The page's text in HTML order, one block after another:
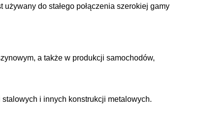
do stałego połączenia szerokiej gamy
a także w produkcji samochodów,
i innych konstrukcji metalowych.